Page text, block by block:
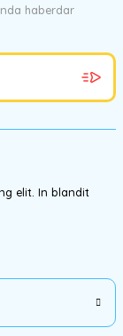
haberdar
elit. In blandit